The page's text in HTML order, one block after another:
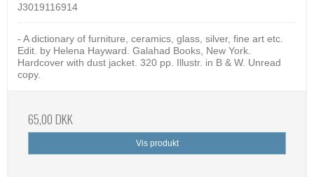
J3019116914
- A dictionary of furniture, ceramics, glass, silver, fine art etc.
Edit. by Helena Hayward. Galahad Books, New York.
Hardcover with dust jacket. 320 pp. Illustr. in B & W. Unread
copy.
65,00 DKK
Vis produkt